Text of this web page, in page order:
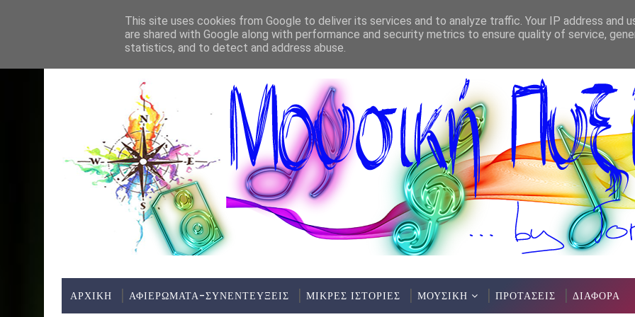
About Contact
ΤΕΛΕΥΤΑΊΑ ΝΈΑ:
ΑΡΧΙΚΗ ΑΦΙΕΡΩΜΑΤΑ-ΣΥΝΕΝΤΕΥΞΕΙΣ ΜΙΚΡΕΣ ΙΣΤΟΡΙΕΣ ΜΟΥΣΙΚΗ ΠΡΟΤΑΣΕΙΣ ΔΙΑΦΟΡΑ
This site uses cookies from Google to deliver its services and to analyze traffic. Your IP address and
are shared with Google along with performance and security metrics to ensure quality of service,
statistics, and to detect and address abuse.